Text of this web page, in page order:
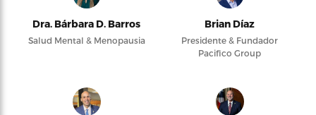
Dra. Bárbara D. Barros
Salud Mental & Menopausia
Brian Díaz
Presidente & Fundador
Pacifico Group